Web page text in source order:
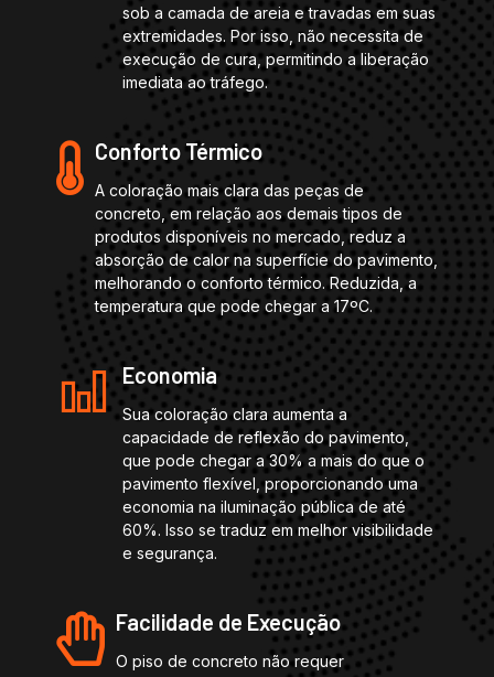
sob a camada de areia e travadas em suas
extremidades. Por isso, não necessita de
execução de cura, permitindo a liberação
imediata ao tráfego.
Conforto Térmico
A coloração mais clara das peças de
concreto, em relação aos demais tipos de
produtos disponíveis no mercado, reduz a
absorção de calor na superfície do pavimento,
melhorando o conforto térmico. Reduzida, a
temperatura que pode chegar a 17ºC.
Economia
Sua coloração clara aumenta a
capacidade de reflexão do pavimento,
que pode chegar a 30% a mais do que o
pavimento flexível, proporcionando uma
economia na iluminação pública de até
60%. Isso se traduz em melhor visibilidade
e segurança.
Facilidade de Execução
O piso de concreto não requer